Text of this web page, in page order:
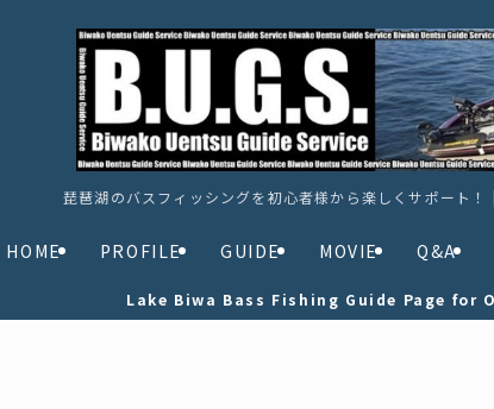
琵琶湖のバスフィッシングを初心者様から楽しくサポート
HOME PROFILE GUIDE MOVIE Q&A
Lake Biwa Bass Fishing Guide Page for